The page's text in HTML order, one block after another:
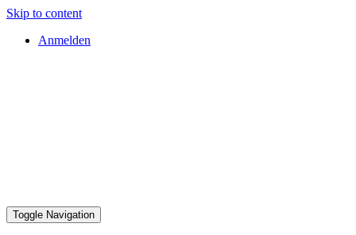
Skip to content
Anmelden
Toggle Navigation